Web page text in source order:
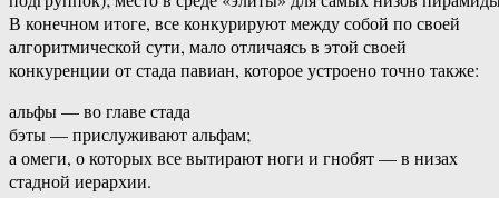
В конечном итоге, все конкурируют между собой по своей
алгоритмической сути, мало отличаясь в этой своей
конкуренции от стада павиан, которое устроено точно также:
альфы — во главе стада
бэты — прислуживают альфам;
а омеги, о которых все вытирают ноги и гнобят — в низах
стадной иерархии.